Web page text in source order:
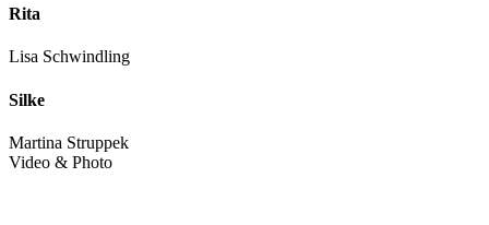
Rita
Lisa Schwindling
Silke
Martina Struppek
Video & Photo